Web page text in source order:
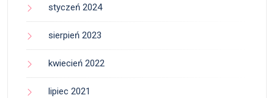
styczeń 2024
sierpień 2023
kwiecień 2022
lipiec 2021